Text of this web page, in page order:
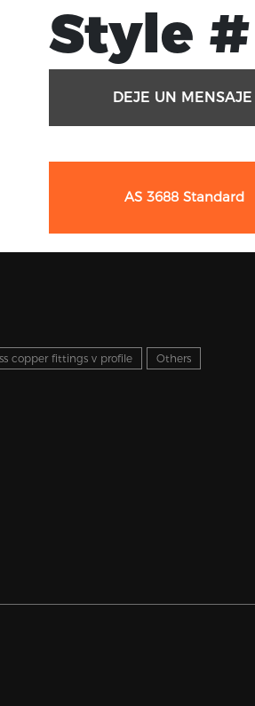
Style
DEJE UN MENSAJE
AS 3688 Standard
copper fittings v profile Others